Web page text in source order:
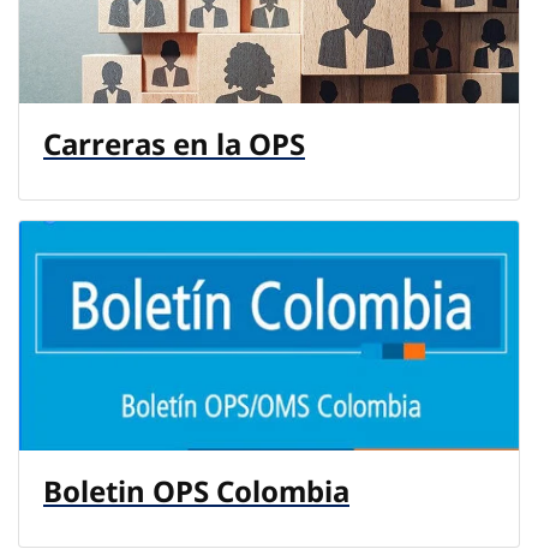
Carreras en la OPS
Boletin OPS Colombia